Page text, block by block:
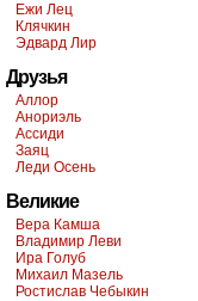
Ежи Лец
Клячкин
Эдвард Лир
Друзья
Аллор
Анориэль
Ассиди
Заяц
Леди Осень
Великие
Вера Камша
Владимир Леви
Ира Голуб
Михаил Мазель
Ростислав Чебыкин